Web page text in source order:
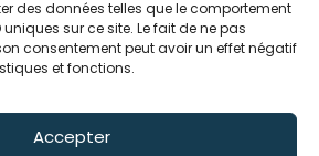
des données telles que le comportement
sur ce site. Le fait de ne pas
consentement peut avoir un effet négatif
et fonctions.
Accepter
des statuts (nom constitutif,
restrictions émetteur
d’administrateurs, autres
limite aux activités)